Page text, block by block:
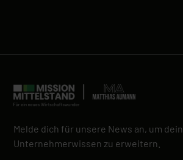
Melde dich für unsere News an, um dein
Unternehmerwissen zu erweitern.